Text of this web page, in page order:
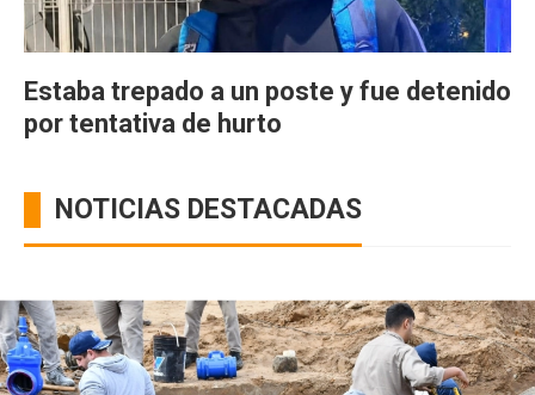
Estaba trepado a un poste y fue detenido
por tentativa de hurto
NOTICIAS DESTACADAS